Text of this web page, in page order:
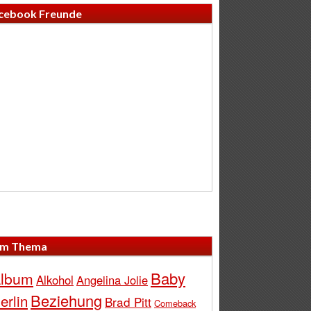
Freunde
Thema
Alkohol Angelina Jolie Baby
Beziehung Brad Pitt Comeback